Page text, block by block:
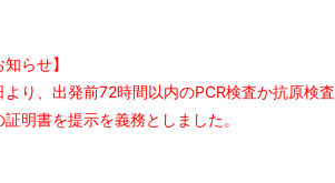
らせ】
より、出発前72時間以内のPCR検査か抗原検査
証明書を提示を義務としました。